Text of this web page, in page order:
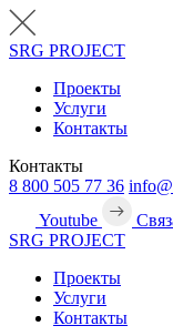
SRG PROJECT
Проекты
Услуги
Контакты
Контакты
8 800 505 77 36
Youtube
SRG PROJECT
Проекты
Услуги
Контакты